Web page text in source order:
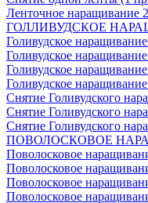
Ленточное наращивание
ГОЛЛИВУДСКОЕ
Голивудское
Голивудское
Голивудское
Голивудское
Снятие Голивудского
Снятие Голивудского
Снятие Голивудского
ПОВОЛОСКОВОЕ
Поволосковое
Поволосковое
Поволосковое
Поволосковое